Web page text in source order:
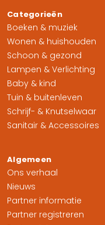
Categorieën
Boeken & muziek
Wonen & huishouden
Schoon & gezond
Lampen & Verlichting
Baby & kind
Tuin & buitenleven
Schrijf- & Knutselwaar
Sanitair & Accessoires
Algemeen
Ons verhaal
Nieuws
Partner informatie
Partner registreren